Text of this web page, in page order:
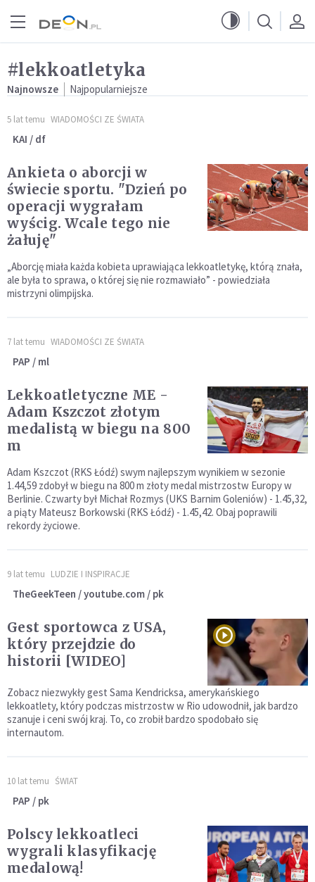
#lekkoatletyka
Najnowsze Najpopularniejsze
5 lat temu WIADOMOŚCI ZE ŚWIATA
KAI / df
Ankieta o aborcji w
świecie sportu. "Dzień po
operacji wygrałam
wyścig. Wcale tego nie
żałuję"
„Aborcję miała każda kobieta uprawiająca lekkoatletykę, którą znała,
ale była to sprawa, o której się nie rozmawiało” - powiedziała
mistrzyni olimpijska.
7 lat temu WIADOMOŚCI ZE ŚWIATA
PAP / ml
Lekkoatletyczne ME -
Adam Kszczot złotym
medalistą w biegu na 800
m
Adam Kszczot (RKS Łódź) swym najlepszym wynikiem w sezonie
1.44,59 zdobył w biegu na 800 m złoty medal mistrzostw Europy w
Berlinie. Czwarty był Michał Rozmys (UKS Barnim Goleniów) - 1.45,32,
a piąty Mateusz Borkowski (RKS Łódź) - 1.45,42. Obaj poprawili
rekordy życiowe.
9 lat temu LUDZIE I INSPIRACJE
TheGeekTeen / youtube.com / pk
Gest sportowca z USA,
który przejdzie do
historii [WIDEO]
Zobacz niezwykły gest Sama Kendricksa, amerykańskiego
lekkoatlety, który podczas mistrzostw w Rio udowodnił, jak bardzo
szanuje i ceni swój kraj. To, co zrobił bardzo spodobało się
internautom.
10 lat temu ŚWIAT
PAP / pk
Polscy lekkoatleci
wygrali klasyfikację
medalową!